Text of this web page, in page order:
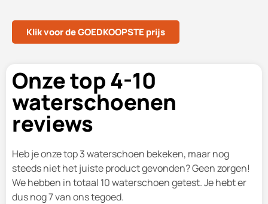
Klik voor de GOEDKOOPSTE prijs
Onze top 4-10
waterschoenen
reviews
Heb je onze top 3 waterschoen bekeken, maar nog
steeds niet het juiste product gevonden? Geen zorgen!
We hebben in totaal 10 waterschoen getest. Je hebt er
dus nog 7 van ons tegoed.